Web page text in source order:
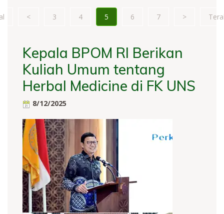
< 3 4 5 6 7 >
Kepala BPOM RI Berikan
Kuliah Umum tentang
Herbal Medicine di FK UNS
8/12/2025